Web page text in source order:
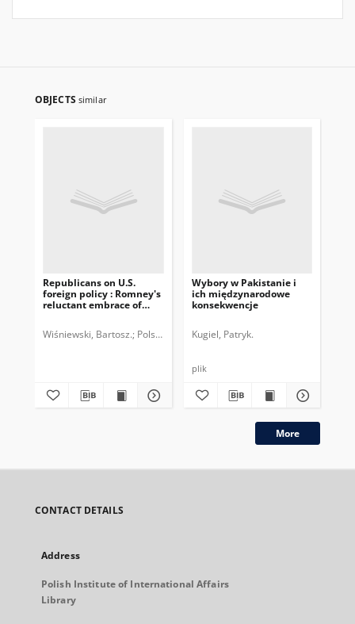
OBJECTS similar
Republicans on U.S.
foreign policy : Romney's
reluctant embrace of
Wiśniewski, Bartosz. Polski Instytut Spraw Międzynarodowych.
Wybory w Pakistanie i
ich międzynarodowe
konsekwencje
Kugiel, Patryk.
plik
More
CONTACT DETAILS
Address
Polish Institute of International Affairs
Library